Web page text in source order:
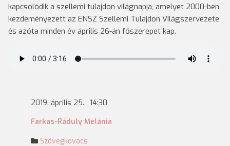
kapcsolódik a szellemi tulajdon világnapja, amelyet 2000-ben
kezdeményezett az ENSZ Szellemi Tulajdon Világszervezete,
és azóta minden év április 26-án főszerepet kap.
2019. április 25. , 14:30
Farkas-Ráduly Melánia
Szövegkovács